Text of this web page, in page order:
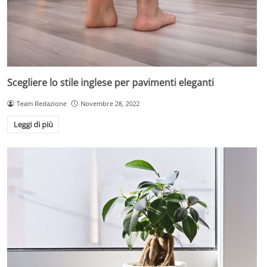
Scegliere lo stile inglese per pavimenti eleganti
Team Redazione Novembre 28, 2022
Leggi di più